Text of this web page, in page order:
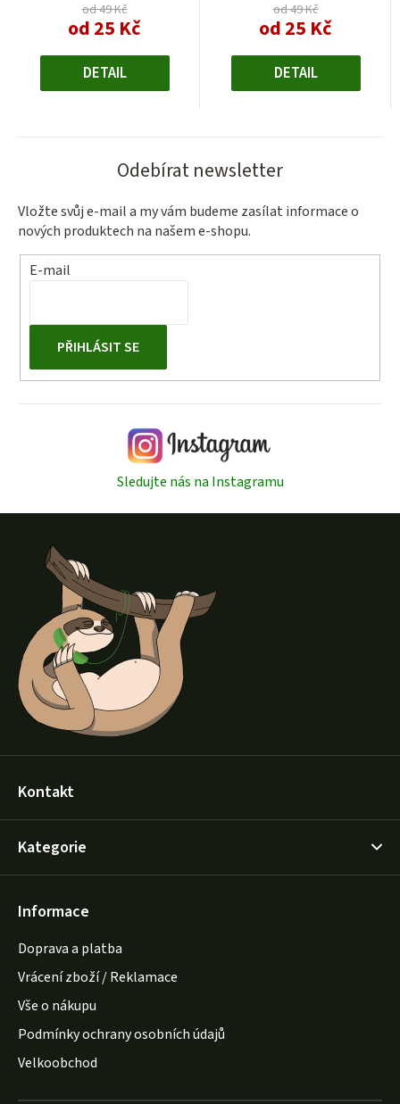
od 49 Kč
od 25 KčMěrná
DETAIL
od 49 Kč
od 25 KčMěrná
DETAIL
Odebírat newsletter
Vložte svůj e-mail a my vám budeme zasílat informace o
nových produktech na našem e-shopu.
E-mail
PŘIHLÁSIT SE
Sledujte nás na Instagramu
Kontakt
Kategorie
Informace
Doprava a platba
Vrácení zboží / Reklamace
Vše o nákupu
Podmínky ochrany osobních údajů
Velkoobchod